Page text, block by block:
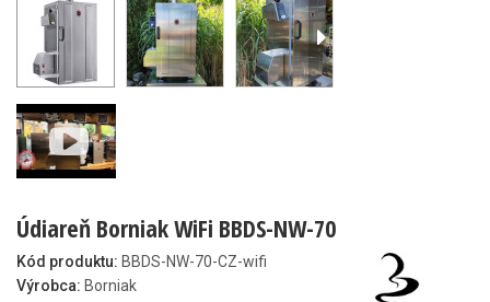
Údiareň Borniak WiFi BBDS-NW-70
Kód produktu: BBDS-NW-70-CZ-wifi
Výrobca: Borniak